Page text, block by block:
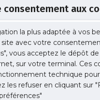
consentement aux
la plus adaptée à vos
avec votre
vous acceptez le dépôt de
sur votre terminal. Ces
technique
les refuser en cliquant sur